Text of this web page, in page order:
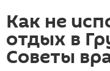
Как не
отдых в
Советы